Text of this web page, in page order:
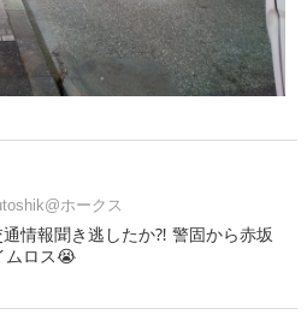
ホークス
情報聞き逃したか⁈ 警固から赤坂
ムロス😭